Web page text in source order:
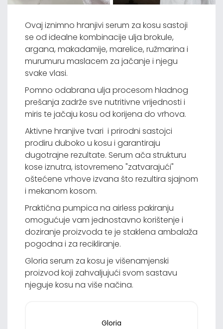
Ovaj iznimno hranjivi serum za kosu sastoji
se od idealne kombinacije ulja brokule,
argana, makadamije, marelice, ružmarina i
murumuru maslacem za jačanje i njegu
svake vlasi.
Pomno odabrana ulja procesom hladnog
prešanja zadrže sve nutritivne vrijednosti i
miris te jačaju kosu od korijena do vrhova.
Aktivne hranjive tvari i prirodni sastojci
prodiru duboko u kosu i garantiraju
dugotrajne rezultate. Serum ača strukturu
kose iznutra, istovremeno "zatvarajući"
oštećene vrhove izvana što rezultira sjajnom
i mekanom kosom.
Praktična pumpica na airless pakiranju
omogućuje vam jednostavno korištenje i
doziranje proizvoda te je staklena ambalaža
pogodna i za recikliranje.
Gloria serum za kosu je višenamjenski
proizvod koji zahvaljujući svom sastavu
njeguje kosu na više načina.
Gloria